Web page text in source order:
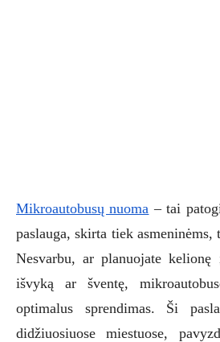
Mikroautobusų nuoma – tai
paslauga, skirta tiek
Nesvarbu, ar planuojate
išvyką ar šventę,
optimalus sprendimas. Ši
didžiuosiuose miestuose,